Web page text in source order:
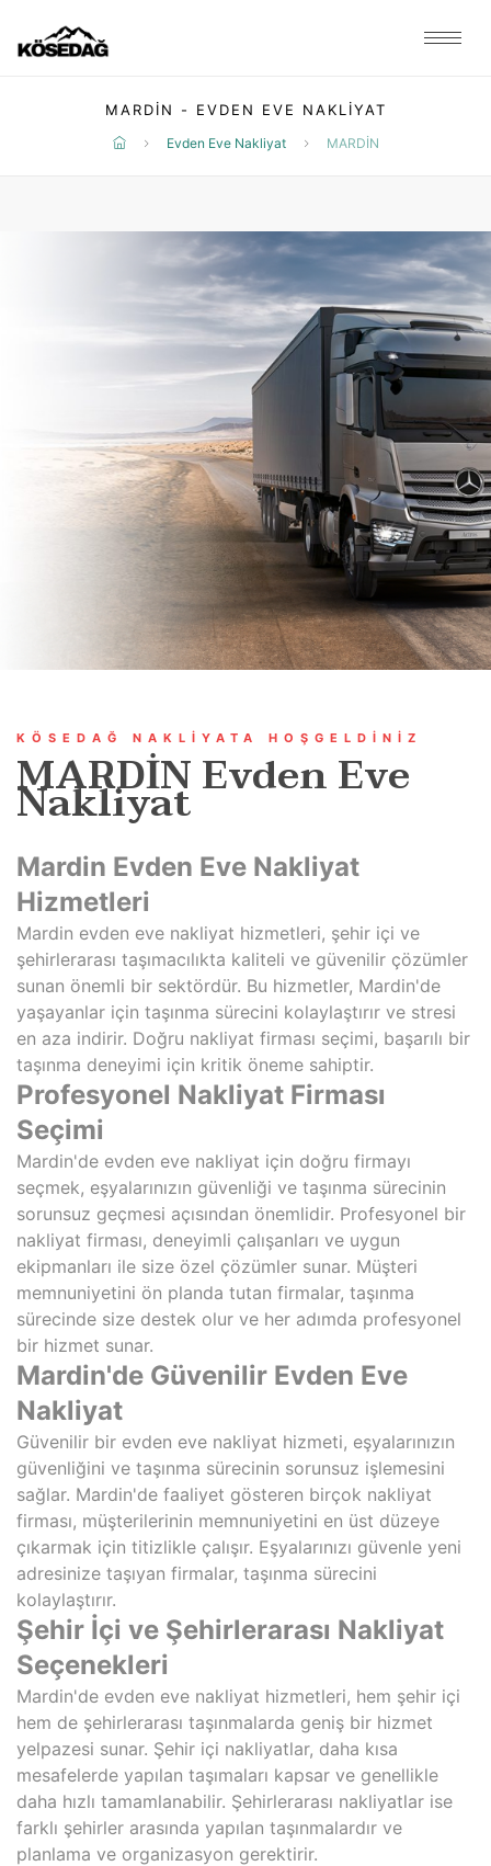
MARDİN - EVDEN EVE NAKLIYAT
Evden Eve Nakliyat MARDİN
KÖSEDAĞ NAKLIYATA HOŞGELDINIZ
MARDİN Evden Eve
Nakliyat
Mardin Evden Eve Nakliyat
Hizmetleri
Mardin evden eve nakliyat hizmetleri, şehir içi ve
şehirlerarası taşımacılıkta kaliteli ve güvenilir çözümler
sunan önemli bir sektördür. Bu hizmetler, Mardin'de
yaşayanlar için taşınma sürecini kolaylaştırır ve stresi
en aza indirir. Doğru nakliyat firması seçimi, başarılı bir
taşınma deneyimi için kritik öneme sahiptir.
Profesyonel Nakliyat Firması
Seçimi
Mardin'de evden eve nakliyat için doğru firmayı
seçmek, eşyalarınızın güvenliği ve taşınma sürecinin
sorunsuz geçmesi açısından önemlidir. Profesyonel bir
nakliyat firması, deneyimli çalışanları ve uygun
ekipmanları ile size özel çözümler sunar. Müşteri
memnuniyetini ön planda tutan firmalar, taşınma
sürecinde size destek olur ve her adımda profesyonel
bir hizmet sunar.
Mardin'de Güvenilir Evden Eve
Nakliyat
Güvenilir bir evden eve nakliyat hizmeti, eşyalarınızın
güvenliğini ve taşınma sürecinin sorunsuz işlemesini
sağlar. Mardin'de faaliyet gösteren birçok nakliyat
firması, müşterilerinin memnuniyetini en üst düzeye
çıkarmak için titizlikle çalışır. Eşyalarınızı güvenle yeni
adresinize taşıyan firmalar, taşınma sürecini
kolaylaştırır.
Şehir İçi ve Şehirlerarası Nakliyat
Seçenekleri
Mardin'de evden eve nakliyat hizmetleri, hem şehir içi
hem de şehirlerarası taşınmalarda geniş bir hizmet
yelpazesi sunar. Şehir içi nakliyatlar, daha kısa
mesafelerde yapılan taşımaları kapsar ve genellikle
daha hızlı tamamlanabilir. Şehirlerarası nakliyatlar ise
farklı şehirler arasında yapılan taşınmalardır ve
planlama ve organizasyon gerektirir.